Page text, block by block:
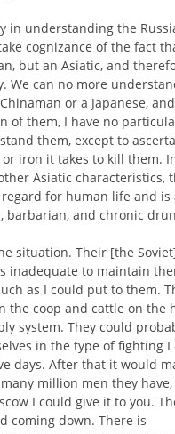
in understanding the
cognizance of the fact
but an Asiatic, and
We can no more
or a Japanese,
of them, I have no
them, except to
iron it takes to kill them.
Asiatic characteristics,
regard for human life and is
barbarian, and chronic
situation. Their [the
inadequate to maintain
as I could put to them.
the coop and cattle on the
system. They could
in the type of fighting I
days. After that it would
million men they
I could give it to you.
coming down. There is